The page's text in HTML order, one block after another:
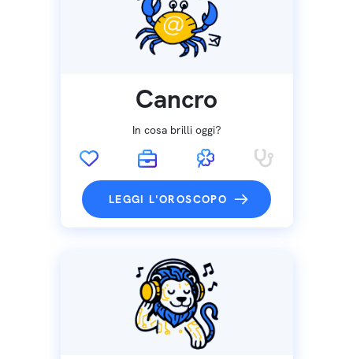
Cancro
In cosa brilli oggi?
LEGGI L'OROSCOPO